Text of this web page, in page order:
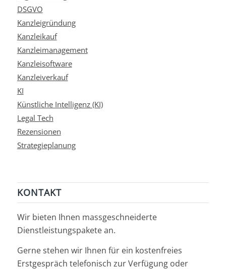
DSGVO
Kanzleigründung
Kanzleikauf
Kanzleimanagement
Kanzleisoftware
Kanzleiverkauf
KI
Künstliche Intelligenz (KI)
Legal Tech
Rezensionen
Strategieplanung
KONTAKT
Wir bieten Ihnen massgeschneiderte
Dienstleistungspakete an.
Gerne stehen wir Ihnen für ein kostenfreies
Erstgespräch telefonisch zur Verfügung oder